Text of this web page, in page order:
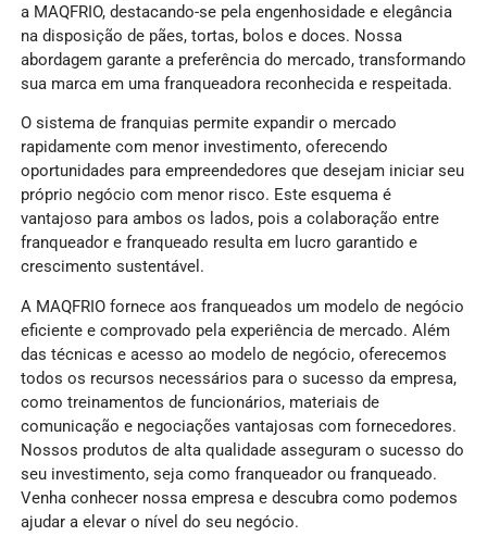
a MAQFRIO, destacando-se pela engenhosidade e elegância
na disposição de pães, tortas, bolos e doces. Nossa
abordagem garante a preferência do mercado, transformando
sua marca em uma franqueadora reconhecida e respeitada.
O sistema de franquias permite expandir o mercado
rapidamente com menor investimento, oferecendo
oportunidades para empreendedores que desejam iniciar seu
próprio negócio com menor risco. Este esquema é
vantajoso para ambos os lados, pois a colaboração entre
franqueador e franqueado resulta em lucro garantido e
crescimento sustentável.
A MAQFRIO fornece aos franqueados um modelo de negócio
eficiente e comprovado pela experiência de mercado. Além
das técnicas e acesso ao modelo de negócio, oferecemos
todos os recursos necessários para o sucesso da empresa,
como treinamentos de funcionários, materiais de
comunicação e negociações vantajosas com fornecedores.
Nossos produtos de alta qualidade asseguram o sucesso do
seu investimento, seja como franqueador ou franqueado.
Venha conhecer nossa empresa e descubra como podemos
ajudar a elevar o nível do seu negócio.